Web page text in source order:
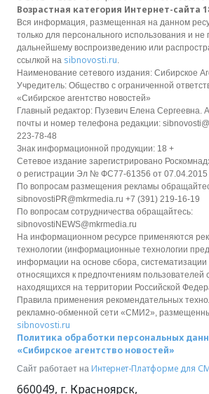
Возрастная категория Интернет-сайта
Вся информация, размещенная на данном
только для персонального использования и не
дальнейшему воспроизведению или
ссылкой на sibnovosti.ru.
Наименование сетевого издания: Сибирское
Учредитель: Общество с ограниченной
«Сибирское агентство новостей»
Главный редактор: Пузевич Елена Сергеевна.
почты и номер телефона редакции:
223-78-48
Знак информационной продукции: 18 +
Сетевое издание зарегистрировано
о регистрации Эл № ФС77-61356 от 07.04.2015
По вопросам размещения рекламы
sibnovostiPR@mkrmedia.ru +7 (391) 219-16-19
По вопросам сотрудничества обращайтесь:
sibnovostiNEWS@mkrmedia.ru
На информационном ресурсе применяются
технологии (информационные технологии
информации на основе сбора,
относящихся к предпочтениям пользователей
находящихся на территории Российской
Правила применения рекомендательных
рекламно-обменной сети «СМИ2»,
sibnovosti.ru
Политика обработки персональных
«Сибирское агентство новостей»
Сайт работает на Интернет-Платформе для
660049, г. Красноярск,